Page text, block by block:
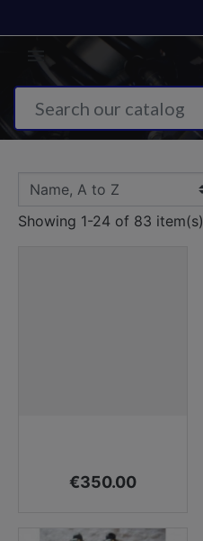
Showing 1-24 of 83 item(s)
Price
€350.00